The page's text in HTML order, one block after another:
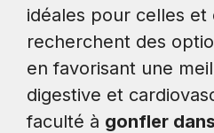
idéales pour celles et
recherchent des
en favorisant une
digestive et
faculté à gonfler dans